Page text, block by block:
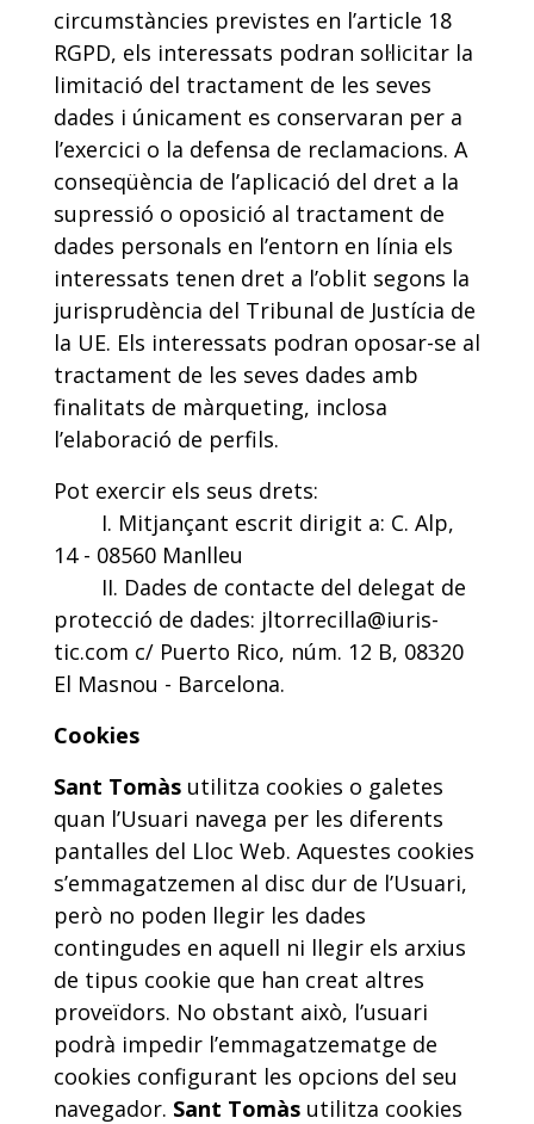
circumstàncies previstes en l’article 18
RGPD, els interessats podran sol·licitar la
limitació del tractament de les seves
dades i únicament es conservaran per a
l’exercici o la defensa de reclamacions. A
conseqüència de l’aplicació del dret a la
supressió o oposició al tractament de
dades personals en l’entorn en línia els
interessats tenen dret a l’oblit segons la
jurisprudència del Tribunal de Justícia de
la UE. Els interessats podran oposar-se al
tractament de les seves dades amb
finalitats de màrqueting, inclosa
l’elaboració de perfils.
Pot exercir els seus drets:
I. Mitjançant escrit dirigit a: C. Alp,
14 - 08560 Manlleu
II. Dades de contacte del delegat de
protecció de dades: jltorrecilla@iuris-
tic.com c/ Puerto Rico, núm. 12 B, 08320
El Masnou - Barcelona.
Cookies
Sant Tomàs utilitza cookies o galetes
quan l’Usuari navega per les diferents
pantalles del Lloc Web. Aquestes cookies
s’emmagatzemen al disc dur de l’Usuari,
però no poden llegir les dades
contingudes en aquell ni llegir els arxius
de tipus cookie que han creat altres
proveïdors. No obstant això, l’usuari
podrà impedir l’emmagatzematge de
cookies configurant les opcions del seu
navegador. Sant Tomàs utilitza cookies